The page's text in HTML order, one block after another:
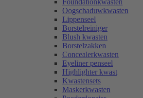
Foundationkwasten
Oogschaduwkwasten
Lippenseel
Borstelreiniger
Blush kwasten
Borstelzakken
Concealerkwasten
Eyeliner penseel
Highlighter kwast
Kwastensets
Maskerkwasten